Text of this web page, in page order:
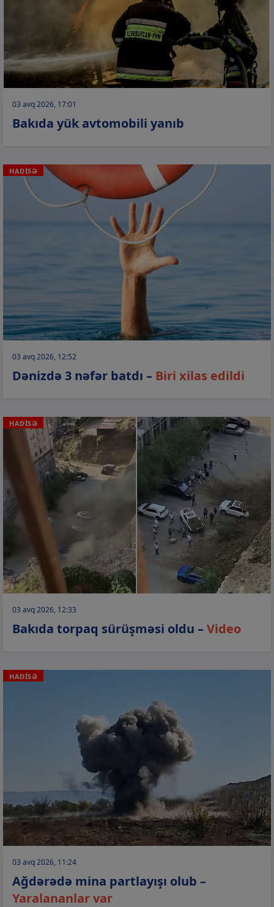
03 avq 2026, 17:01
Bakıda yük avtomobili yanıb
HADİSƏ
03 avq 2026, 12:52
Dənizdə 3 nəfər batdı – Biri xilas edildi
HADİSƏ
03 avq 2026, 12:33
Bakıda torpaq sürüşməsi oldu –Video
HADİSƏ
03 avq 2026, 11:24
Ağdərədə mina partlayışı olub –
Yaralananlar var